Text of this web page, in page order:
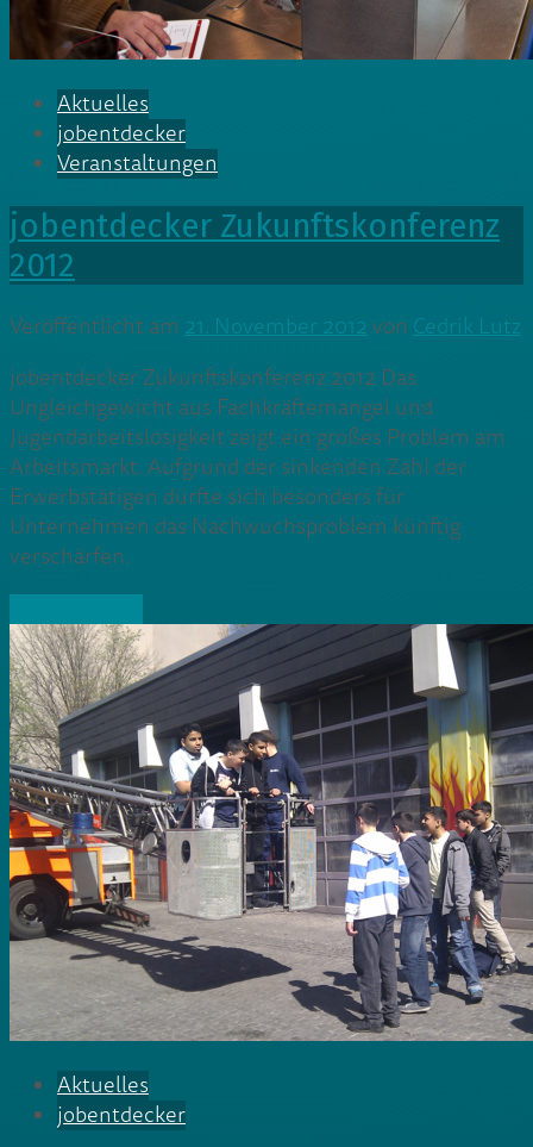
Aktuelles
jobentdecker
Veranstaltungen
jobentdecker Zukunftskonferenz
2012
Veröffentlicht am 21. November 2012von Cedrik Lutz
jobentdecker Zukunftskonferenz 2012 Das
Ungleichgewicht aus Fachkräftemangel und
Jugendarbeitslosigkeit zeigt ein großes Problem am
Arbeitsmarkt. Aufgrund der sinkenden Zahl der
Erwerbstätigen dürfte sich besonders für
Unternehmen das Nachwuchsproblem künftig
verschärfen.
Aktuelles
jobentdecker